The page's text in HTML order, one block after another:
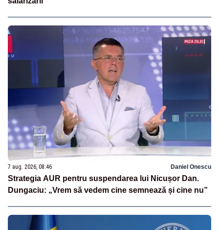
7 aug. 2026, 08:46 Daniel Onescu
Strategia AUR pentru suspendarea lui Nicușor Dan.
Dungaciu: „Vrem să vedem cine semnează și cine nu”